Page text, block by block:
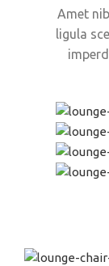
Amet
ligula